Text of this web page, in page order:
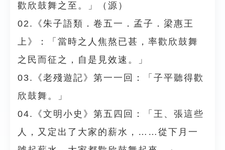
歡欣鼓舞之至。」（源）
02.《朱子語類．卷五一．孟子．梁惠王
上》：「當時之人焦熬已甚，率歡欣鼓舞
之民而征之，自是見效速。」
03.《老殘遊記》第一一回：「子平聽得歡
欣鼓舞。」
04.《文明小史》第五四回：「王、張這些
人，又定出了大家的薪水，……從下月一